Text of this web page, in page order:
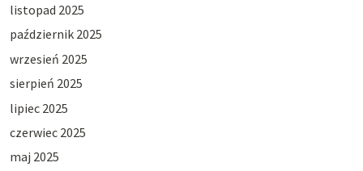
listopad 2025
październik 2025
wrzesień 2025
sierpień 2025
lipiec 2025
czerwiec 2025
maj 2025